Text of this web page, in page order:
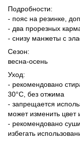
Подробности:
- пояс на резинке,
- два прорезных
- снизу манжеты с
Сезон:
весна-осень
Уход:
- рекомендовано
30°C, без отжима
- запрещается
может изменить цвет
- рекомендовано
избегать